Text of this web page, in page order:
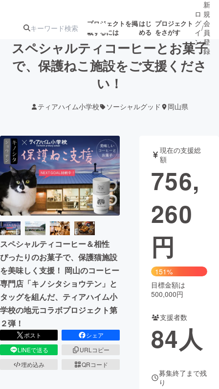
プロジェクトを掲
載するには
はじ
める
プロジェクト
をさがす
注目の新着プロ
テクノロジー・ガジェット
映像・映画 書籍・雑誌
ビジネス・起業 チャレンジ
まちづくり・地域活性化
CAMPFIRE for Social Good CAMPFIRE Creation
CAMPFIREふるさと納税machi-ya コミュニティ
ロ
グ
イ
ン
/
新
規
会
員
登
録
スペシャルティコーヒーとお菓子
で、保護ねこ施設をご支援くださ
い！
ティアハイム小学校 ソーシャルグッド 岡山県
スペシャルティコーヒー＆相性
ぴったりのお菓子で、保護猫施設
を美味しく支援！ 岡山のコーヒー
専門店「キノシタショウテン」と
タッグを組んだ、ティアハイム小
学校の地元コラボプロジェクト第
２弾！
ポスト
シェア
LINEで送る
URLコピー
埋め込み
QRコード
現在の支援総
額
756,
260
円
151%
目標金額は
500,000円
支援者数
84人
募集終了まで残
り